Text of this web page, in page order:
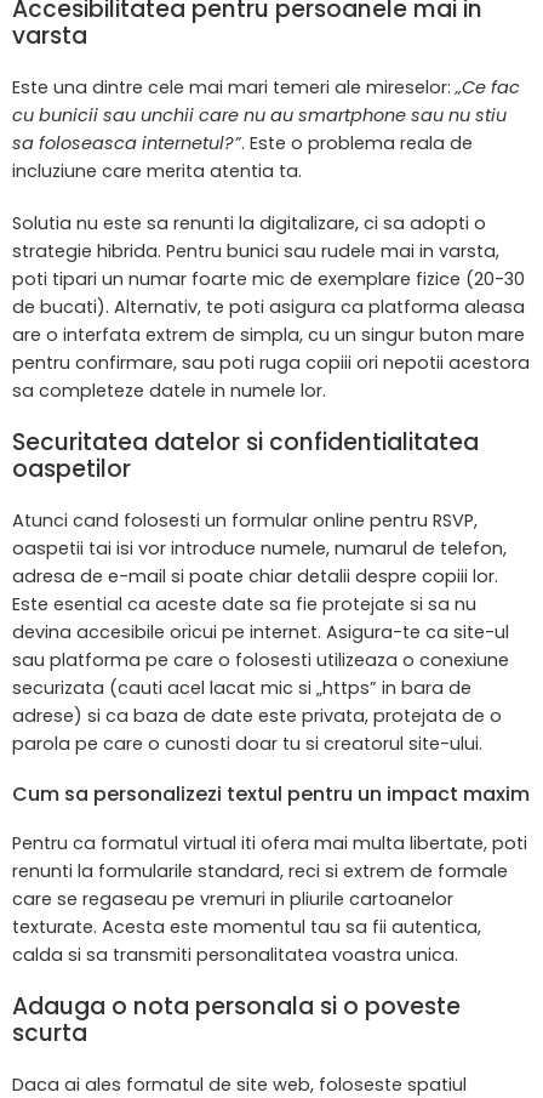
Accesibilitatea pentru persoanele mai in
varsta
Este una dintre cele mai mari temeri ale mireselor:„Ce fac
cu bunicii sau unchii care nu au smartphone sau nu stiu
sa foloseasca internetul?”. Este o problema reala de
incluziune care merita atentia ta.
Solutia nu este sa renunti la digitalizare, ci sa adopti o
strategie hibrida. Pentru bunici sau rudele mai in varsta,
poti tipari un numar foarte mic de exemplare fizice (20-30
de bucati). Alternativ, te poti asigura ca platforma aleasa
are o interfata extrem de simpla, cu un singur buton mare
pentru confirmare, sau poti ruga copiii ori nepotii acestora
sa completeze datele in numele lor.
Securitatea datelor si confidentialitatea
oaspetilor
Atunci cand folosesti un formular online pentru RSVP,
oaspetii tai isi vor introduce numele, numarul de telefon,
adresa de e-mail si poate chiar detalii despre copiii lor.
Este esential ca aceste date sa fie protejate si sa nu
devina accesibile oricui pe internet. Asigura-te ca site-ul
sau platforma pe care o folosesti utilizeaza o conexiune
securizata (cauti acel lacat mic si „https” in bara de
adrese) si ca baza de date este privata, protejata de o
parola pe care o cunosti doar tu si creatorul site-ului.
Cum sa personalizezi textul pentru un impact maxim
Pentru ca formatul virtual iti ofera mai multa libertate, poti
renunti la formularile standard, reci si extrem de formale
care se regaseau pe vremuri in pliurile cartoanelor
texturate. Acesta este momentul tau sa fii autentica,
calda si sa transmiti personalitatea voastra unica.
Adauga o nota personala si o poveste
scurta
Daca ai ales formatul de site web, foloseste spatiul